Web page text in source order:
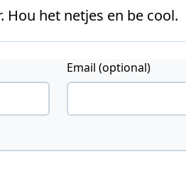
Hou het netjes en be cool.